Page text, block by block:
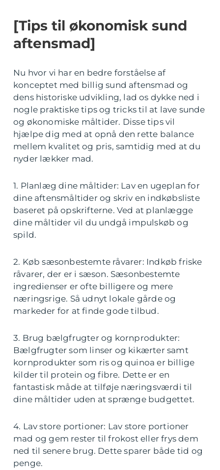
[Tips til økonomisk sund
aftensmad]
Nu hvor vi har en bedre forståelse af
konceptet med billig sund aftensmad og
dens historiske udvikling, lad os dykke ned i
nogle praktiske tips og tricks til at lave sunde
og økonomiske måltider. Disse tips vil
hjælpe dig med at opnå den rette balance
mellem kvalitet og pris, samtidig med at du
nyder lækker mad.
1. Planlæg dine måltider: Lav en ugeplan for
dine aftensmåltider og skriv en indkøbsliste
baseret på opskrifterne. Ved at planlægge
dine måltider vil du undgå impulskøb og
spild.
2. Køb sæsonbestemte råvarer: Indkøb friske
råvarer, der er i sæson. Sæsonbestemte
ingredienser er ofte billigere og mere
næringsrige. Så udnyt lokale gårde og
markeder for at finde gode tilbud.
3. Brug bælgfrugter og kornprodukter:
Bælgfrugter som linser og kikærter samt
kornprodukter som ris og quinoa er billige
kilder til protein og fibre. Dette er en
fantastisk måde at tilføje næringsværdi til
dine måltider uden at sprænge budgettet.
4. Lav store portioner: Lav store portioner
mad og gem rester til frokost eller frys dem
ned til senere brug. Dette sparer både tid og
penge.